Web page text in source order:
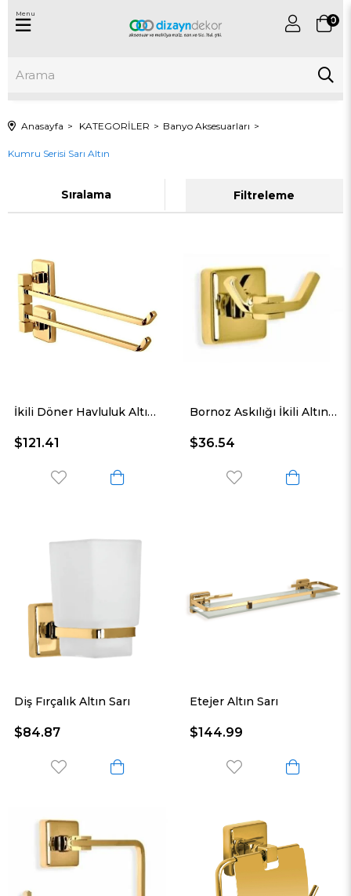
0
Menu
Anasayfa KATEGORİLER Banyo Aksesuarları
Kumru Serisi Sarı Altın
Filtreleme
Sıralama
İkili Döner Havluluk Altın Sarı
$121.41
Bornoz Askılığı İkili Altın Sarı
$36.54
Diş Fırçalık Altın Sarı
$84.87
Etejer Altın Sarı
$144.99